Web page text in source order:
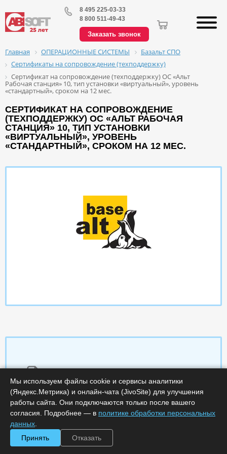
8 495 225-03-33
8 800 511-49-43
Заказать звонок
Главная ОПЕРАЦИОННЫЕ СИСТЕМЫ
Базальт СПО
Сертификаты на сопровождение (техподдержку)
Сертификат на сопровождение (техподдержку) ОС «Альт
Рабочая станция» 10, тип установки «виртуальный», уровень
«стандартный», сроком на 12 мес.
СЕРТИФИКАТ НА СОПРОВОЖДЕНИЕ
(ТЕХПОДДЕРЖКУ) ОС «АЛЬТ РАБОЧАЯ
СТАНЦИЯ» 10, ТИП УСТАНОВКИ
«ВИРТУАЛЬНЫЙ», УРОВЕНЬ
«СТАНДАРТНЫЙ», СРОКОМ НА 12 МЕС.
Срок поставки, дней :
Минимальное количество лицензий :1
Код :0000-290974
Обработка заказа :
Мы используем файлы cookie и сервисы аналитики
(Яндекс.Метрика) и онлайн-чата (JivoSite) для улучшения
работы сайта. Они подключаются только после вашего
согласия. Подробнее — в политике обработки персональных
данных
Принять
Отказать